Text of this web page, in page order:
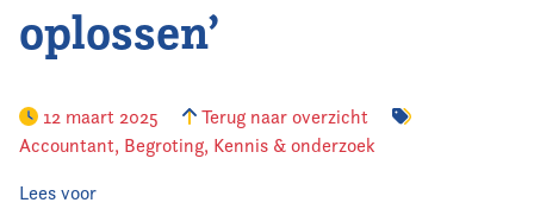
oplossen’
12 maart 2025
Terug naar overzicht
Accountant, Begroting, Kennis & onderzoek
Lees voor